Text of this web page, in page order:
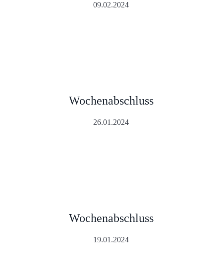
09.02.2024
Wochenabschluss
26.01.2024
Wochenabschluss
19.01.2024